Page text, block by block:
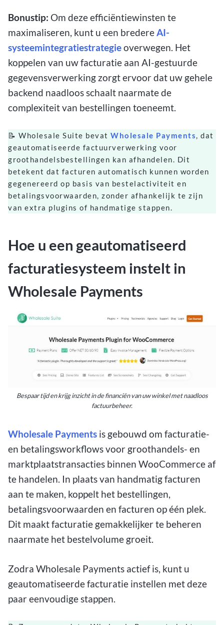
Bonustip: Om deze efficiëntiewinsten te
maximaliseren, kunt u een bredereAI-
systeemintegratiestrategieoverwegen. Het
koppelen van uw facturatie aan AI-gestuurde
gegevensverwerking zorgt ervoor dat uw gehele
backend naadloos schaalt naarmate de
complexiteit van bestellingen toeneemt.
📝 Wholesale Suite bevat Wholesale Payments, dat
geautomatiseerde factuurverwerking voor
groothandelsbestellingen kan afhandelen. Dit
betekent dat facturen automatisch kunnen worden
gegenereerd op basis van bestelactiviteit en
betalingsvoorwaarden, zonder afhankelijk te zijn
van extra plugins of handmatige stappen.
Hoe u een geautomatiseerd
facturatiesysteem instelt in
Wholesale Payments
Bespaar tijd en krijg inzicht in de financiën van uw winkel met naadloos
factuurbeheer.
Wholesale Payments is gebouwd om facturatie-
en betalingsworkflows voor groothandels- en
marktplaatstransacties binnen WooCommerce af
te handelen. In plaats van handmatig facturen
aan te maken, koppelt het bestellingen,
betalingsvoorwaarden en facturen op één plek.
Dit maakt facturatie gemakkelijker te beheren
naarmate het bestelvolume groeit.
Zodra Wholesale Payments actief is, kunt u
geautomatiseerde facturatie instellen met deze
paar eenvoudige stappen.